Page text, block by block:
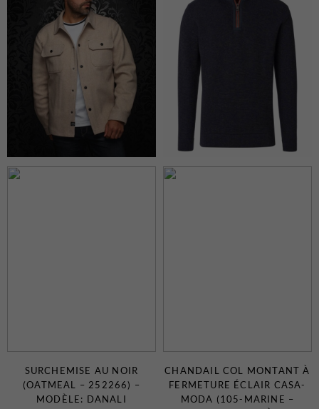
SURCHEMISE AU NOIR
(OATMEAL – 252266) –
MODÈLE: DANALI
CHANDAIL COL MONTANT À
FERMETURE ÉCLAIR CASA-
MODA (105-MARINE –